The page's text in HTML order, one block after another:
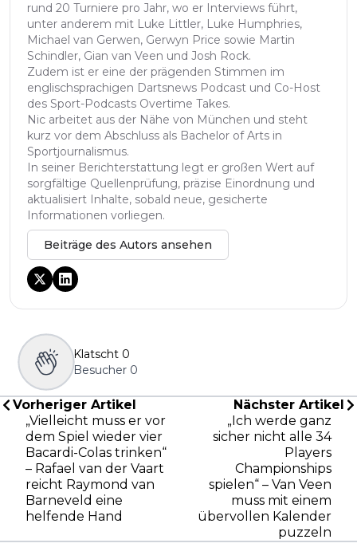
rund 20 Turniere pro Jahr, wo er Interviews führt,
unter anderem mit Luke Littler, Luke Humphries,
Michael van Gerwen, Gerwyn Price sowie Martin
Schindler, Gian van Veen und Josh Rock.
Zudem ist er eine der prägenden Stimmen im
englischsprachigen Dartsnews Podcast und Co-Host
des Sport-Podcasts Overtime Takes.
Nic arbeitet aus der Nähe von München und steht
kurz vor dem Abschluss als Bachelor of Arts in
Sportjournalismus.
In seiner Berichterstattung legt er großen Wert auf
sorgfältige Quellenprüfung, präzise Einordnung und
aktualisiert Inhalte, sobald neue, gesicherte
Informationen vorliegen.
Beiträge des Autors ansehen
Klatscht 0
Besucher 0
Vorheriger Artikel
„Vielleicht muss er vor
dem Spiel wieder vier
Bacardi-Colas trinken“
– Rafael van der Vaart
reicht Raymond van
Barneveld eine
helfende Hand
Nächster Artikel
„Ich werde ganz
sicher nicht alle 34
Players
Championships
spielen“ – Van Veen
muss mit einem
übervollen Kalender
puzzeln